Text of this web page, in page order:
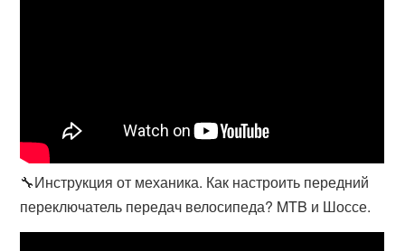
🔧Инструкция от механика. Как настроить передний
переключатель передач велосипеда? MTB и Шоссе.